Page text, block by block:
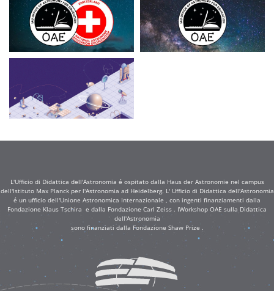
L'Ufficio di Didattica dell'Astronomia é ospitato dalla Haus der Astronomie nel campus
dell'Istituto Max Planck per l'Astronomia ad Heidelberg. L' Ufficio di Didattica dell'Astronomia
é un ufficio dell'Unione Astronomica Internazionale , con ingenti finanziamenti dalla
Fondazione Klaus Tschira e dalla Fondazione Carl Zeiss . IWorkshop OAE sulla Didattica
dell'Astronomia
sono finanziati dalla Fondazione Shaw Prize .